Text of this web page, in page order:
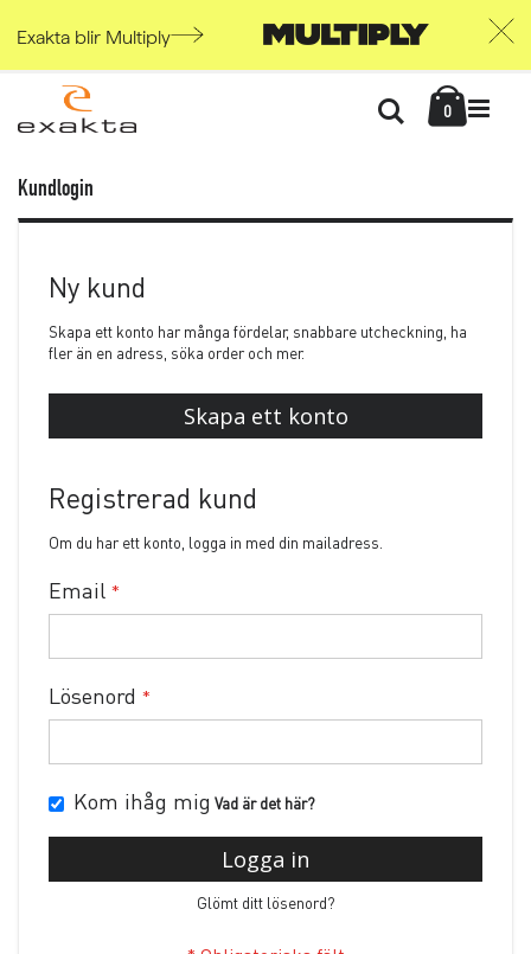
Exakta blir Multiply
Content
0items
Söka
Kundlogin
Ny kund
Skapa ett konto har många fördelar, snabbare utcheckning, ha
fler än en adress, söka order och mer.
Skapa ett konto
Registrerad kund
Om du har ett konto, logga in med din mailadress.
Email
Lösenord
Kom ihåg mig Vad är det här?
Logga in
Glömt ditt lösenord?